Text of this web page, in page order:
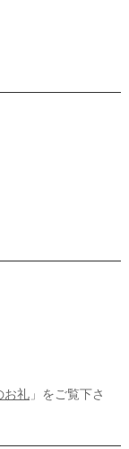
お礼 」をご覧下さ